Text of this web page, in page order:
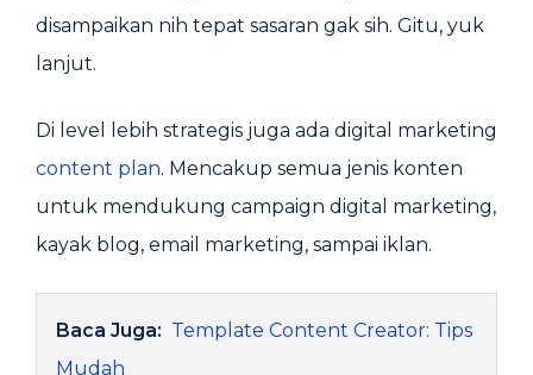
disampaikan nih tepat sasaran gak sih. Gitu, yuk
lanjut.
Di level lebih strategis juga ada digital marketing
content plan. Mencakup semua jenis konten
untuk mendukung campaign digital marketing,
kayak blog, email marketing, sampai iklan.
Baca Juga: Template Content Creator: Tips
Mudah